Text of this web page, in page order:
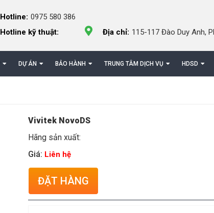
Hotline: 0975 580 386
Hotline kỹ thuật:
Địa chỉ: 115-117 Đào Duy Anh,
DỰ ÁN BẢO HÀNH TRUNG TÂM DỊCH VỤ HDSD
Vivitek NovoDS
Hãng sản xuất:
Giá: Liên hệ
ĐẶT HÀNG